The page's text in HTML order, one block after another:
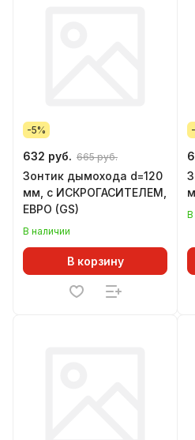
-5%
632 руб. 665 руб.
Зонтик дымохода d=120
мм, с ИСКРОГАСИТЕЛЕМ,
ЕВРО (GS)
В наличии
В корзину
В